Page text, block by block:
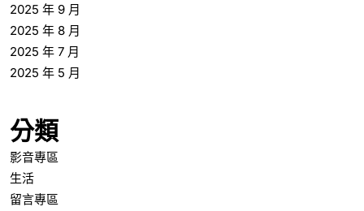
2025 年 9 月
2025 年 8 月
2025 年 7 月
2025 年 5 月
分類
影音專區
生活
留言專區